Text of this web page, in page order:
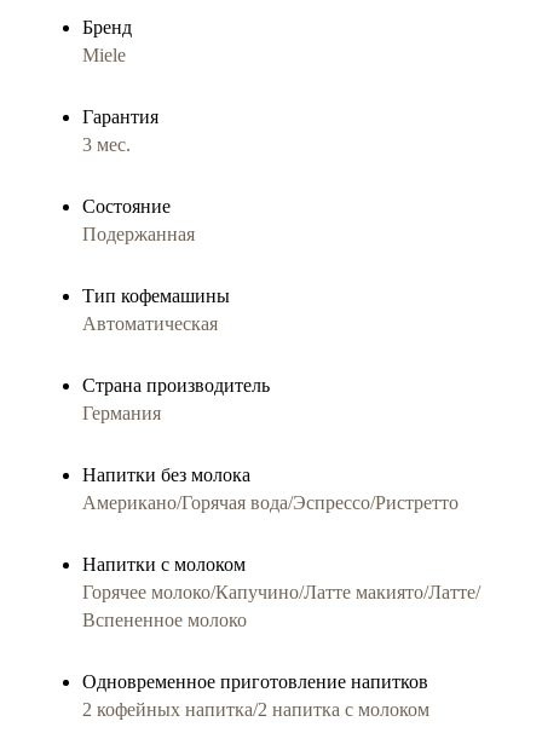
Бренд
Miele
Гарантия
3 мес.
Состояние
Подержанная
Тип кофемашины
Автоматическая
Страна производитель
Германия
Напитки без молока
Американо/Горячая вода/Эспрессо/Ристретто
Напитки с молоком
Горячее молоко/Капучино/Латте макиято/Латте/
Вспененное молоко
Одновременное приготовление напитков
2 кофейных напитка/2 напитка с молоком